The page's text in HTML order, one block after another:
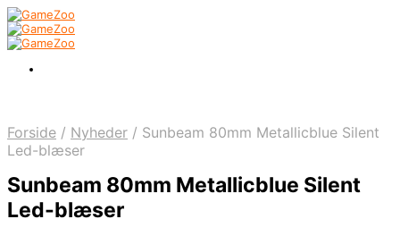
Forside / Nyheder / Sunbeam 80mm Metallicblue Silent
Led-blæser
Sunbeam 80mm Metallicblue Silent
Led-blæser